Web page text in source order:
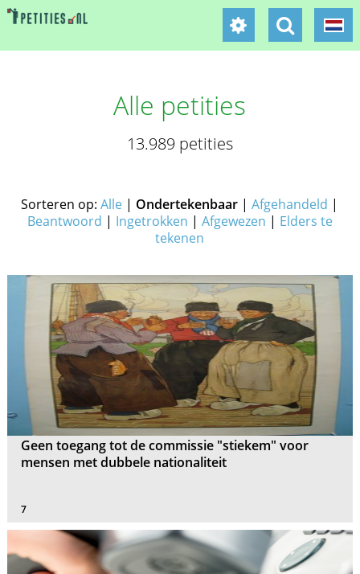
Alle petities
13.989 petities
Sorteren op:Alle | Ondertekenbaar |Afgehandeld |
Beantwoord | Ingetrokken | Afgewezen | Elders te
tekenen
Geen toegang tot de commissie "stiekem" voor
mensen met dubbele nationaliteit
7